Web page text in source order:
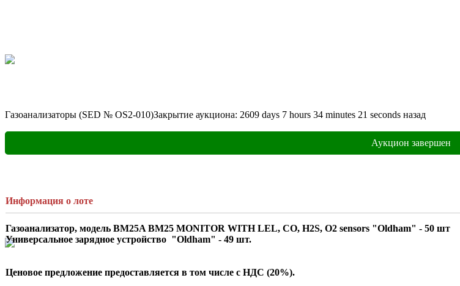
Газоанализаторы (SED № OS2-010)Закрытие аукциона: 2609 days 7 hours 34 minutes 21 seconds назад
Аукцион завершен
Информация о лоте
Газоанализатор, модель BM25A BM25 MONITOR WITH LEL, CO, H2S, O2 sensors "Oldham" - 50 шт
Ценовое предложение предоставляется в том числе с НДС (20%).